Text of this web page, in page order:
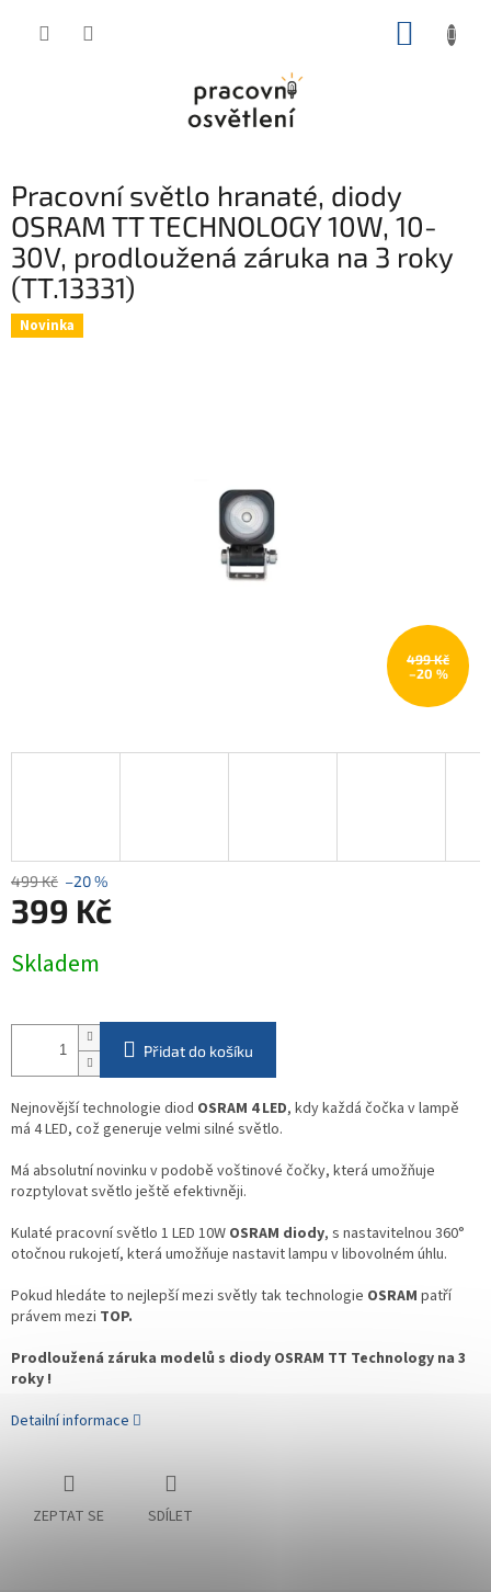
Pracovní světlo hranaté, diody
OSRAM TT TECHNOLOGY 10W, 10-
30V, prodloužená záruka na 3 roky
(TT.13331)
Novinka
499 Kč
–20 %
499 Kč –20 %
399 Kč
cena:
Skladem
Přidat do košíku
Nejnovější technologie diod OSRAM 4 LED, kdy každá čočka v lampě
má 4 LED, což generuje velmi silné světlo.
Má absolutní novinku v podobě voštinové čočky, která umožňuje
rozptylovat světlo ještě efektivněji.
Kulaté pracovní světlo 1 LED 10W OSRAM diody, s nastavitelnou 360°
otočnou rukojetí, která umožňuje nastavit lampu v libovolném úhlu.
Pokud hledáte to nejlepší mezi světly tak technologie OSRAM patří
právem mezi TOP.
Prodloužená záruka modelů s diody OSRAM TT Technology na 3
roky !
Detailní informace
ZEPTAT SE SDÍLET